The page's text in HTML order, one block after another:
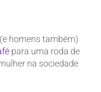
homens também)
para uma roda de
na sociedade